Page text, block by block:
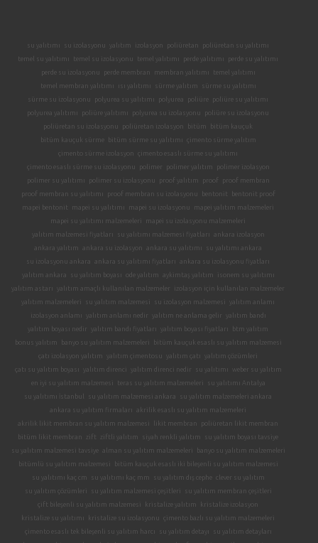
su yalıtımı su izolasyonu yalıtım izolasyon poliüretan
poliüretan su yalıtımı
temel su yalıtımı
temel su izolasyonu temel yalıtımı perde yalıtımı
perde su yalıtımı
perde su izolasyonu
perde membran membran yalıtımı
temel yalıtımı
temel membran yalıtımı
ısı yalıtımı sürme yalıtım
sürme su yalıtımı
sürme su izolasyonu
polyurea su yalıtımı polyurea poliüre poliüre su yalıtımı
polyurea yalıtımı
poliüre yalıtımı polyurea su izolasyonu
poliüre su izolasyonu
poliüretan su izolasyonu
poliüretan izolasyon bitüm
bitüm kauçuk
bitüm kauçuk sürme
bitüm sürme su yalıtımı çimento sürme yalıtım
çimento sürme izolasyon çimento esaslı sürme su yalıtımı
çimento esaslı sürme su izolasyonu
polimer polimer yalıtım
polimer izolasyon
polimer su yalıtımı
polimer su izolasyonu proof yalıtım proof
proof membran
proof membran su yalıtımı
proof membran su izolasyonu bentonit
bentonit proof
mapei bentonit
mapei su yalıtımı mapei su izolasyonu
mapei yalıtım malzemeleri
mapei su yalıtımı malzemeleri
mapei su izolasyonu malzemeleri
yalıtım malzemesi fiyatları
su yalıtımı malzemesi fiyatları ankara izolasyon
ankara yalıtım ankara su izolasyon ankara su yalıtımı
su yalıtımı ankara
su izolasyonu ankara ankara su yalıtımı fiyatları ankara su izolasyonu fiyatları
yalıtım ankara
su yalıtım boyası ode yalıtım aykimtaş yalıtım
isonem su yalıtımı
yalıtım astarı
yalıtım amaçlı kullanılan malzemeler
izolasyon için kullanılan malzemeler
yalıtım malzemeleri
su yalıtım malzemesi su izolasyon malzemesi
yalıtım anlamı
izolasyon anlamı
yalıtım anlamı nedir yalıtım ne anlama gelir
yalıtım bandı
yalıtım boyası nedir
yalıtım bandı fiyatları yalıtım boyası fiyatları
btm yalıtım
bonus yalıtım
banyo su yalıtım malzemeleri
bitüm kauçuk esaslı su yalıtım malzemesi
çatı izolasyon yalıtım
yalıtım çimentosu yalıtım çatı
yalıtım çözümleri
çatı su yalıtım boyası
yalıtım direnci yalıtım direnci nedir su yalıtımı
weber su yalıtım
en iyi su yalıtım malzemesi
teras su yalıtım malzemeleri
su yalıtımı Antalya
su yalıtımı İstanbul
su yalıtım malzemesi ankara
su yalıtım malzemeleri ankara
ankara su yalıtım firmaları akrilik esaslı su yalıtım malzemeleri
akrilik likit membran su yalıtım malzemesi
likit membran
poliüretan likit membran
bitüm likit membran
zift ziftli yalıtım siyah renkli yalıtım
su yalıtım boyası tavsiye
su yalıtım malzemesi tavsiye alman su yalıtım malzemeleri
banyo su yalıtım malzemeleri
bitümlü su yalıtım malzemesi
bitüm kauçuk esaslı iki bileşenli su yalıtım malzemesi
su yalıtımı kaç cm
su yalıtımı kaç mm su yalıtım dış cephe clever su yalıtım
su yalıtım çözümleri
su yalıtım malzemesi çeşitleri
su yalıtım membran çeşitleri
çift bileşenli su yalıtım malzemesi
kristalize yalıtım
kristalize izolasyon
kristalize su yalıtımı
kristalize su izolasyonu çimento bazlı su yalıtım malzemeleri
çimento esaslı tek bileşenli su yalıtım harcı
su yalıtım detayı
su yalıtım detayları